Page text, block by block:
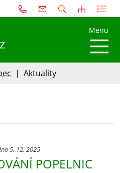
Menu
Aktuality
5. 12. 2025
POPELNIC